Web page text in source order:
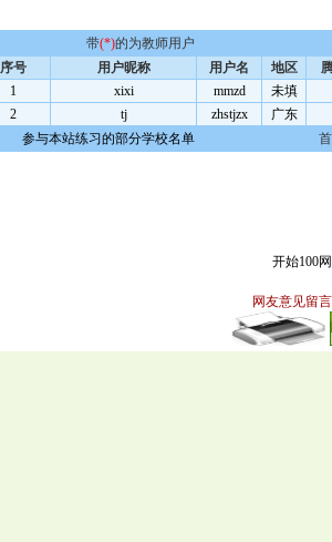
带(*)的为教师用户
序号
用户昵称 用户名 地区
1
xixi mmzd
未填
2
tj zhstjzx
广东
参与本站练习的部分学校名单
开始100
网友意见留